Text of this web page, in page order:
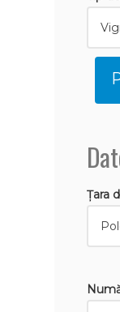
Țara